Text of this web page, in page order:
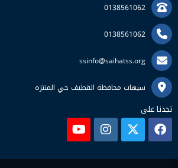
0138561062
0138561062
ssinfo@saihatss.org
سيهات محافظة القطيف حي المنتزه
تجدنا على